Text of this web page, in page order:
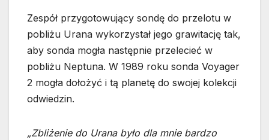
Zespół przygotowujący sondę do przelotu w
pobliżu Urana wykorzystał jego grawitację tak,
aby sonda mogła następnie przelecieć w
pobliżu Neptuna. W 1989 roku sonda Voyager
2 mogła dołożyć i tą planetę do swojej kolekcji
odwiedzin.
„Zbliżenie do Urana było dla mnie bardzo